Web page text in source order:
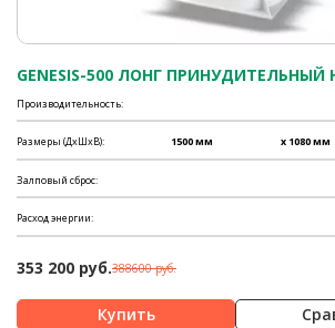
GENESIS-500 ЛОНГ ПРИНУДИТЕЛЬНЫЙ
Производительность:
Размеры (ДхШхВ): 1500 мм x 1080 мм
Залповый сброс:
Расход энергии:
353 200 руб.388600 руб.